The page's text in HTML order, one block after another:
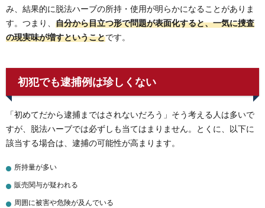
み、結果的に脱法ハーブの所持・使用が明らかになることがありま
す。つまり、 自分から目立つ形で問題が表面化すると、一気に捜査
の現実味が増すということです。
初犯でも逮捕例は珍しくない
「初めてだから逮捕まではされないだろう」そう考える人は多いで
すが、脱法ハーブでは必ずしも当てはまりません。とくに、以下に
該当する場合は、逮捕の可能性が高まります。
所持量が多い
販売関与が疑われる
周囲に被害や危険が及んでいる